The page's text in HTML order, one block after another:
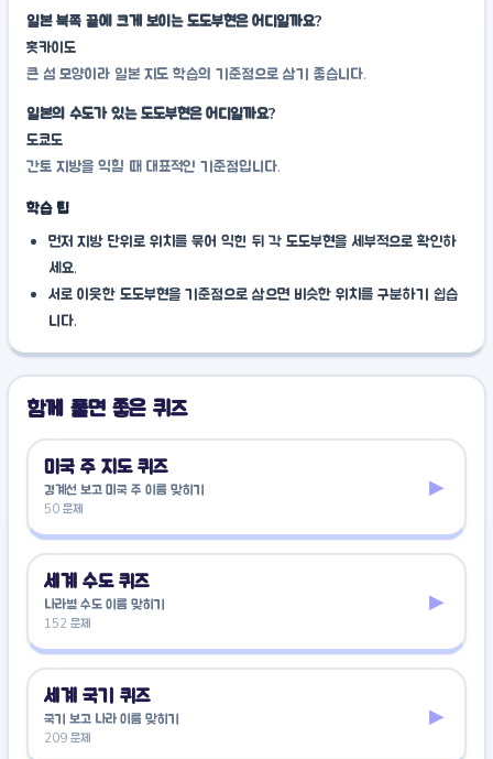
일본 북쪽 끝에 크게 보이는 도도부현은 어디일까요?
홋카이도
큰 섬 모양이라 일본 지도 학습의 기준점으로 삼기 좋습니다.
일본의 수도가 있는 도도부현은 어디일까요?
도쿄도
간토 지방을 익힐 때 대표적인 기준점입니다.
학습 팁
먼저 지방 단위로 위치를 묶어 익힌 뒤 각 도도부현을 세부적으로 확인하
세요.
서로 이웃한 도도부현을 기준점으로 삼으면 비슷한 위치를 구분하기 쉽습
니다.
함께 풀면 좋은 퀴즈
미국 주 지도 퀴즈
경계선 보고 미국 주 이름 맞히기
50 문제
▸
세계 수도 퀴즈
나라별 수도 이름 맞히기
152 문제
▸
세계 국기 퀴즈
국기 보고 나라 이름 맞히기
209 문제
▸